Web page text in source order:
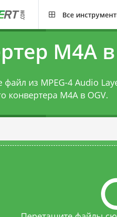
Все
M4A
файл из MPEG-4 Audio
конвертера M4A в OGV.